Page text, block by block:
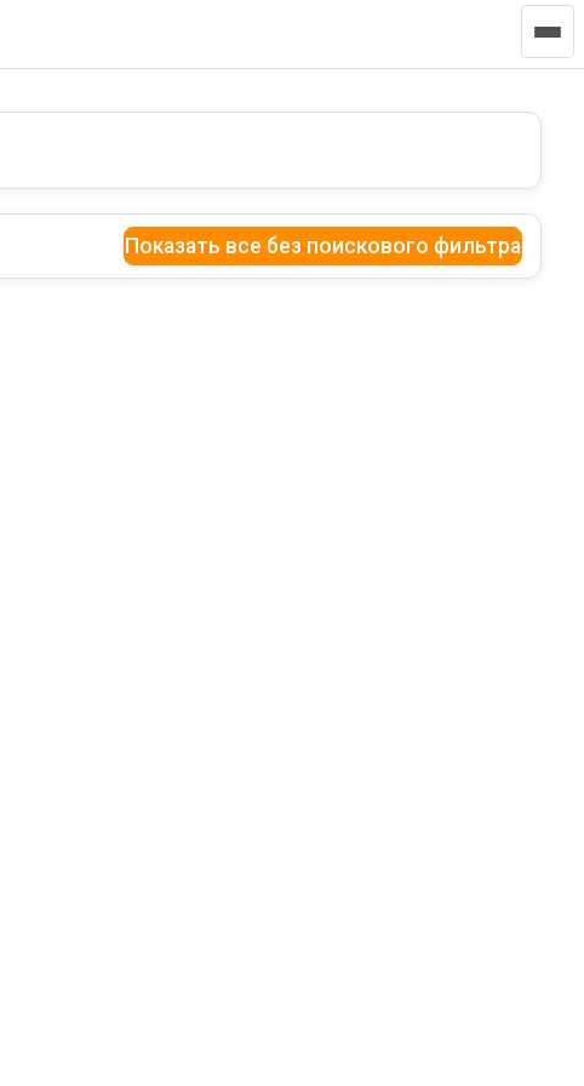
Показать все без поискового фильтра